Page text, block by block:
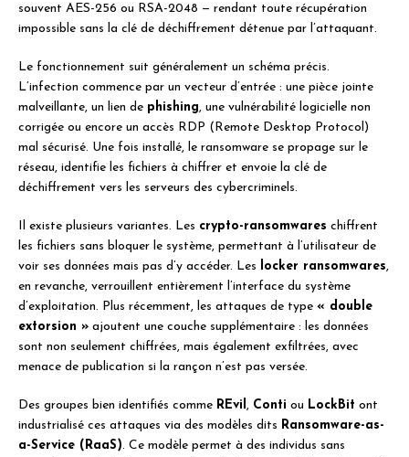
souvent AES-256 ou RSA-2048 — rendant toute récupération
impossible sans la clé de déchiffrement détenue par l’attaquant.
Le fonctionnement suit généralement un schéma précis.
L’infection commence par un vecteur d’entrée : une pièce jointe
malveillante, un lien de phishing, une vulnérabilité logicielle non
corrigée ou encore un accès RDP (Remote Desktop Protocol)
mal sécurisé. Une fois installé, le ransomware se propage sur le
réseau, identifie les fichiers à chiffrer et envoie la clé de
déchiffrement vers les serveurs des cybercriminels.
Il existe plusieurs variantes. Les crypto-ransomwares chiffrent
les fichiers sans bloquer le système, permettant à l’utilisateur de
voir ses données mais pas d’y accéder. Les
locker ransomwares,
en revanche, verrouillent entièrement l’interface du système
d’exploitation. Plus récemment, les attaques de type « double
extorsion » ajoutent une couche supplémentaire : les données
sont non seulement chiffrées, mais également exfiltrées, avec
menace de publication si la rançon n’est pas versée.
Des groupes bien identifiés comme REvil , Conti ou LockBit ont
industrialisé ces attaques via des modèles dits Ransomware-as-
a-Service (RaaS). Ce modèle permet à des individus sans